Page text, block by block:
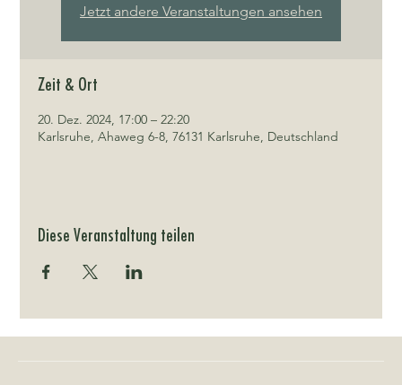
Jetzt andere Veranstaltungen ansehen
Zeit & Ort
20. Dez. 2024, 17:00 – 22:20
Karlsruhe, Ahaweg 6-8, 76131 Karlsruhe, Deutschland
Diese Veranstaltung teilen